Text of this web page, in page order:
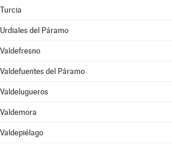
Turcia
Urdiales del Páramo
Valdefresno
Valdefuentes del Páramo
Valdelugueros
Valdemora
Valdepiélago